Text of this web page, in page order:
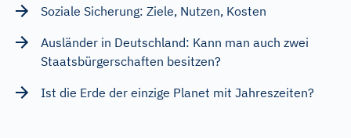
Soziale Sicherung: Ziele, Nutzen, Kosten
Ausländer in Deutschland: Kann man auch zwei
Staatsbürgerschaften besitzen?
Ist die Erde der einzige Planet mit Jahreszeiten?